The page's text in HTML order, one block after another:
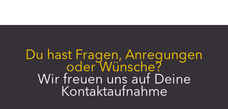
Du hast Fragen, Anregungen
oder Wünsche?
Wir freuen uns auf Deine
Kontaktaufnahme